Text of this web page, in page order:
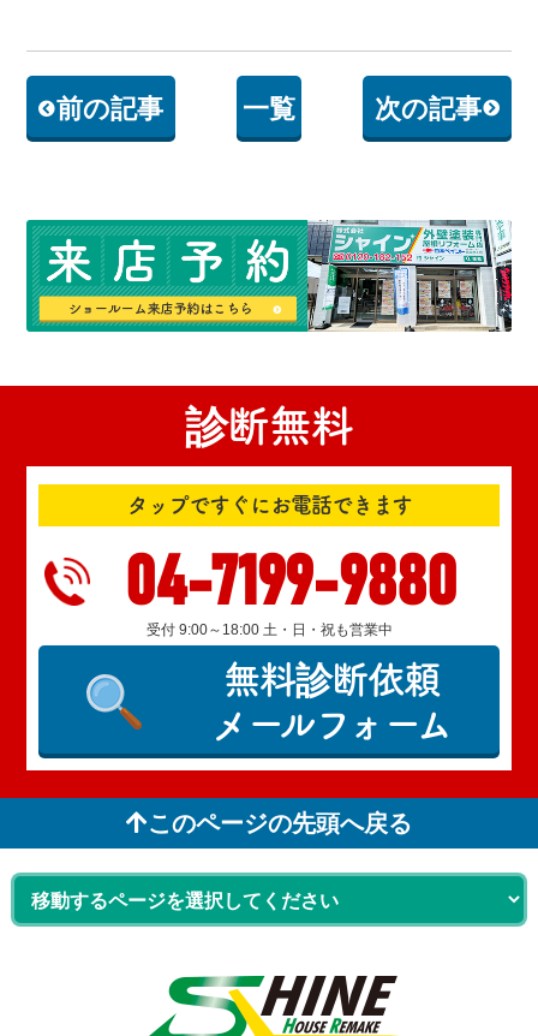
前の記事 一覧 次の記事
診断無料
タップですぐにお電話できます
04-7199-9880
受付 9:00～18:00 土・日・祝も営業中
無料診断依頼
メールフォーム
このページの先頭へ戻る